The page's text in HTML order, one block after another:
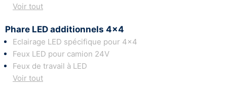
Voir tout
Phare LED additionnels 4x4
Eclairage LED spécifique pour 4x4
Feux LED pour camion 24V
Feux de travail à LED
Voir tout